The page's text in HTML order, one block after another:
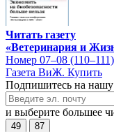
Читать газету
«Ветеринария и
Номер 07–08
Газета ВиЖ. Купить
Подпишитесь на нашу
и выберите большее
49 87